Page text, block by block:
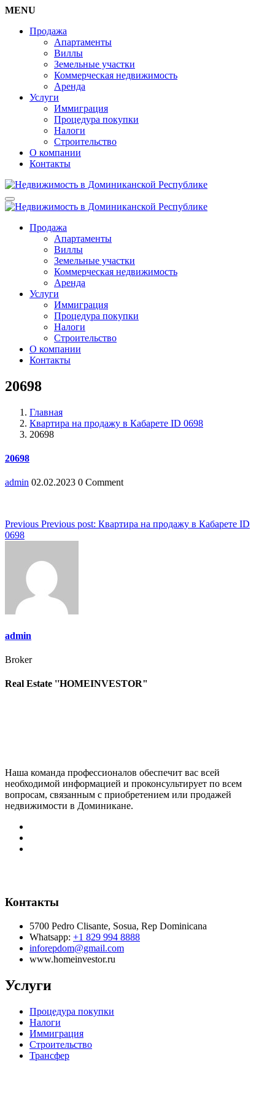
MENU
Продажа
Апартаменты
Виллы
Земельные участки
Коммерческая недвижимость
Аренда
Услуги
Иммиграция
Процедура покупки
Налоги
Строительство
О компании
Контакты
Продажа
Апартаменты
Виллы
Земельные участки
Коммерческая недвижимость
Аренда
Услуги
Иммиграция
Процедура покупки
Налоги
Строительство
О компании
Контакты
20698
Главная
Квартира на продажу в Кабарете ID 0698
20698
20698
admin 02.02.2023 0 Comment
Навигация
по
записям
Previous Previous post: Квартира на продажу в Кабарете ID
0698
admin
Broker
Real Estate ''HOMEINVESTOR"
Наша команда профессионалов обеспечит вас всей
необходимой информацией и проконсультирует по всем
вопросам, связанным с приобретением или продажей
недвижимости в Доминикане.
Контакты
5700 Pedro Clisante, Sosua, Rep Dominicana
Whatsapp: +1 829 994 8888
inforepdom@gmail.com
www.homeinvestor.ru
Услуги
Процедура покупки
Налоги
Иммиграция
Строительство
Трансфер